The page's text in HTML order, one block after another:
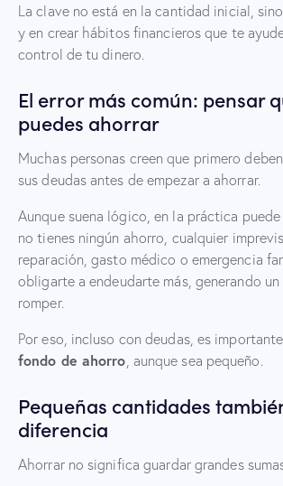
La clave no está en la cantidad inicial,
y en crear hábitos financieros que te
control de tu dinero.
El error más común: pensar
puedes ahorrar
Muchas personas creen que primero
sus deudas antes de empezar a ahorrar.
Aunque suena lógico, en la práctica
no tienes ningún ahorro, cualquier
reparación, gasto médico o emergencia
obligarte a endeudarte más, generando
romper.
Por eso, incluso con deudas, es
fondo de ahorro, aunque sea pequeño.
Pequeñas cantidades
diferencia
Ahorrar no significa guardar grandes